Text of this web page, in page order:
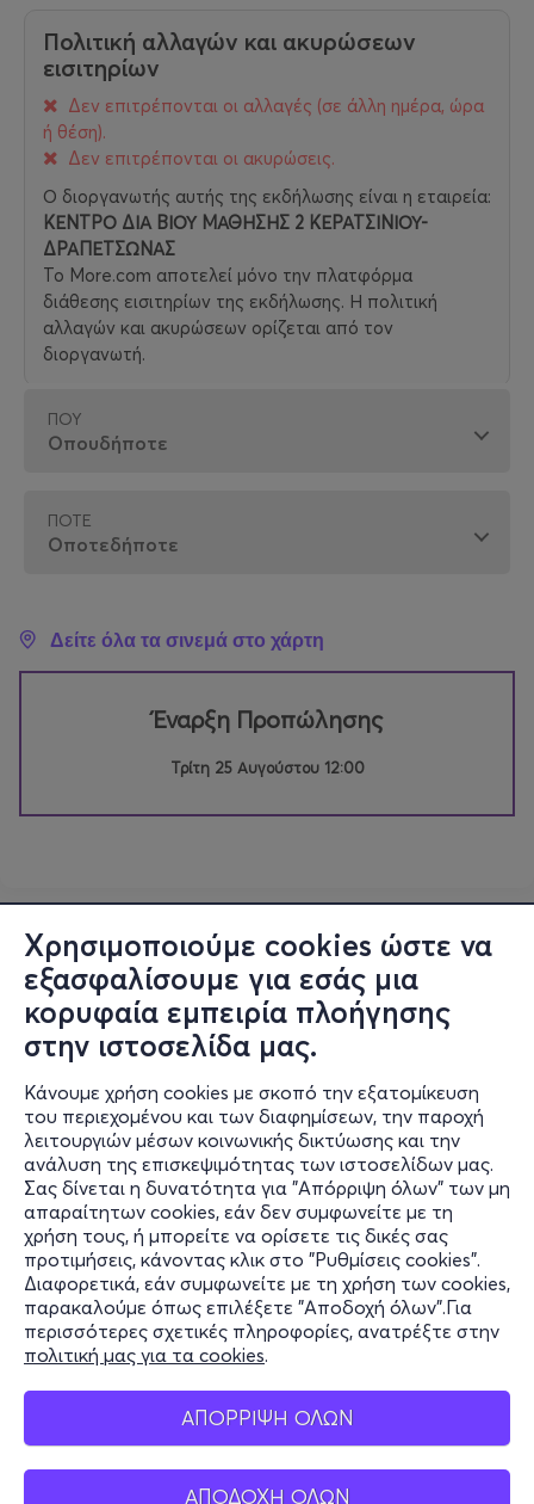
Χρησιμοποιούμε cookies ώστε να
εξασφαλίσουμε για εσάς μια
κορυφαία εμπειρία πλοήγησης
στην ιστοσελίδα μας.
Κάνουμε χρήση cookies με σκοπό την εξατομίκευση
του περιεχομένου και των διαφημίσεων, την παροχή
λειτουργιών μέσων κοινωνικής δικτύωσης και την
ανάλυση της επισκεψιμότητας των ιστοσελίδων μας.
Σας δίνεται η δυνατότητα για "Απόρριψη όλων" των μη
απαραίτητων cookies, εάν δεν συμφωνείτε με τη
χρήση τους, ή μπορείτε να ορίσετε τις δικές σας
προτιμήσεις, κάνοντας κλικ στο "Ρυθμίσεις cookies".
Διαφορετικά, εάν συμφωνείτε με τη χρήση των cookies,
παρακαλούμε όπως επιλέξετε "Αποδοχή όλων".Για
περισσότερες σχετικές πληροφορίες, ανατρέξτε στην
πολιτική μας για τα cookies.
ΑΠΟΡΡΙΨΗ ΟΛΩΝ
ΑΠΟΔΟΧΗ ΟΛΩΝ
Εισιτήρια
Πολιτική αλλαγών και ακυρώσεων
εισιτηρίων
Δεν επιτρέπονται οι αλλαγές (σε άλλη ημέρα, ώρα
ή θέση).
Δεν επιτρέπονται οι ακυρώσεις.
Ο διοργανωτής αυτής της εκδήλωσης είναι η εταιρεία:
ΚΕΝΤΡΟ ΔΙΑ ΒΙΟΥ ΜΑΘΗΣΗΣ 2 ΚΕΡΑΤΣΙΝΙΟΥ-
ΔΡΑΠΕΤΣΩΝΑΣ
Το More.com αποτελεί μόνο την πλατφόρμα
διάθεσης εισιτηρίων της εκδήλωσης. Η πολιτική
αλλαγών και ακυρώσεων ορίζεται από τον
διοργανωτή.
ΠΟΎ
ΠΌΤΕ
Δείτε όλα τα σινεμά στο χάρτη
Έναρξη Προπώλησης
Τρίτη 25 Αυγούστου 12:00
Πληροφορίες
Υποστήριξη
Stay Connected
Mobile app